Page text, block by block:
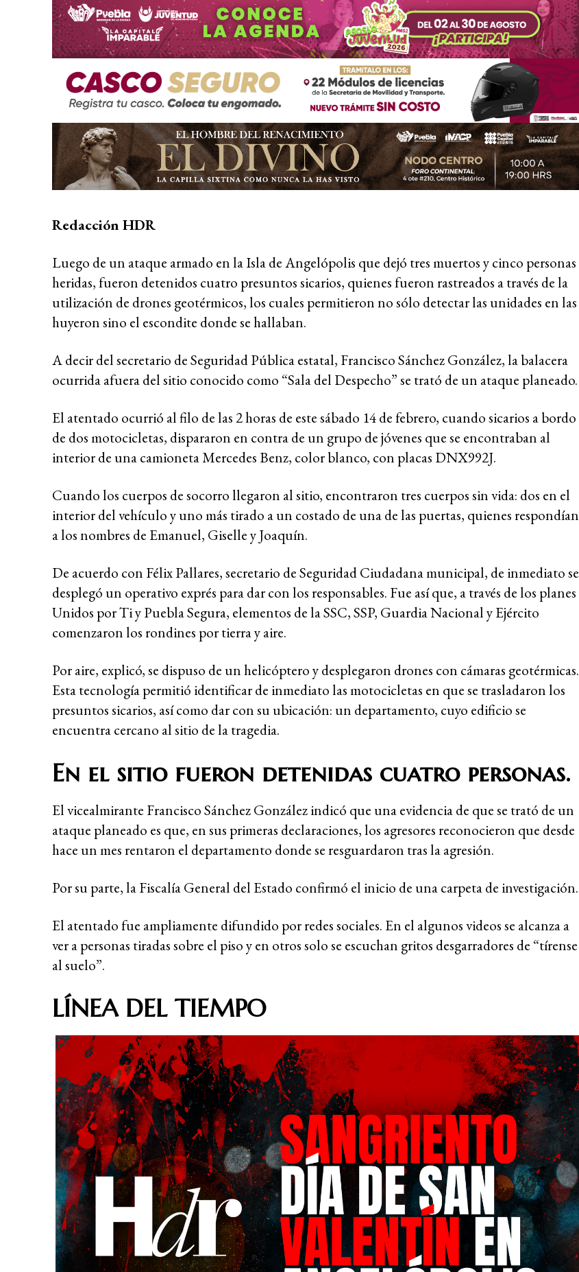
Redacción HDR
Luego de un ataque armado en la Isla de Angelópolis que dejó tres muertos y cinco personas
heridas, fueron detenidos cuatro presuntos sicarios, quienes fueron rastreados a través de la
utilización de drones geotérmicos, los cuales permitieron no sólo detectar las unidades en las
huyeron sino el escondite donde se hallaban.
A decir del secretario de Seguridad Pública estatal, Francisco Sánchez González, la balacera
ocurrida afuera del sitio conocido como “Sala del Despecho” se trató de un ataque planeado.
El atentado ocurrió al filo de las 2 horas de este sábado 14 de febrero, cuando sicarios a bordo
de dos motocicletas, dispararon en contra de un grupo de jóvenes que se encontraban al
interior de una camioneta Mercedes Benz, color blanco, con placas DNX992J.
Cuando los cuerpos de socorro llegaron al sitio, encontraron tres cuerpos sin vida: dos en el
interior del vehículo y uno más tirado a un costado de una de las puertas, quienes respondían
a los nombres de Emanuel, Giselle y Joaquín.
De acuerdo con Félix Pallares, secretario de Seguridad Ciudadana municipal, de inmediato se
desplegó un operativo exprés para dar con los responsables. Fue así que, a través de los planes
Unidos por Ti y Puebla Segura, elementos de la SSC, SSP, Guardia Nacional y Ejército
comenzaron los rondines por tierra y aire.
Por aire, explicó, se dispuso de un helicóptero y desplegaron drones con cámaras geotérmicas.
Esta tecnología permitió identificar de inmediato las motocicletas en que se trasladaron los
presuntos sicarios, así como dar con su ubicación: un departamento, cuyo edificio se
encuentra cercano al sitio de la tragedia.
En el sitio fueron detenidas cuatro personas.
El vicealmirante Francisco Sánchez González indicó que una evidencia de que se trató de un
ataque planeado es que, en sus primeras declaraciones, los agresores reconocieron que desde
hace un mes rentaron el departamento donde se resguardaron tras la agresión.
Por su parte, la Fiscalía General del Estado confirmó el inicio de una carpeta de investigación.
El atentado fue ampliamente difundido por redes sociales. En el algunos videos se alcanza a
ver a personas tiradas sobre el piso y en otros solo se escuchan gritos desgarradores de “tírense
al suelo”.
LÍNEA DEL TIEMPO